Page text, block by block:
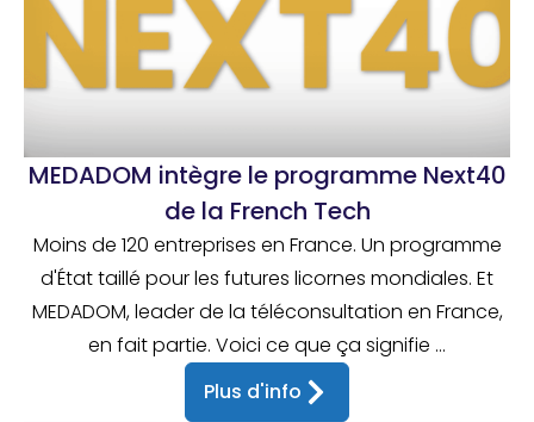
MEDADOM intègre le programme Next40
de la French Tech
Moins de 120 entreprises en France. Un programme
d'État taillé pour les futures licornes mondiales. Et
MEDADOM, leader de la téléconsultation en France,
en fait partie. Voici ce que ça signifie ...
Plus d'info